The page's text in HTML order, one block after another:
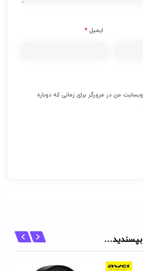
ایمیل *
من در مرورگر برای زمانی که دوباره
بپسندید…